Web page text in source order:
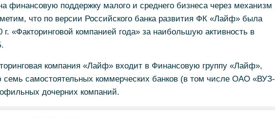
финансовую поддержку малого и среднего бизнеса через механизм
что по версии Российского банка развития ФК «Лайф» была
г. «Факторинговой компанией года» за наибольшую активность в
компания «Лайф» входит в Финансовую группу «Лайф»,
самостоятельных коммерческих банков (в том числе ОАО «ВУЗ-
дочерних компаний.